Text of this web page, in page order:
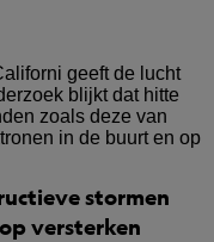
stormen
versterken